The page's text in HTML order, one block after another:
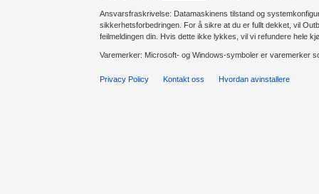
Ansvarsfraskrivelse: Datamaskinens tilstand og
sikkerhetsforbedringen. For å sikre at du er fullt dekket, vil
feilmeldingen din. Hvis dette ikke lykkes, vil vi refundere hele
Varemerker: Microsoft- og Windows-symboler er varemerker
Privacy Policy Kontakt oss Hvordan avinstallere